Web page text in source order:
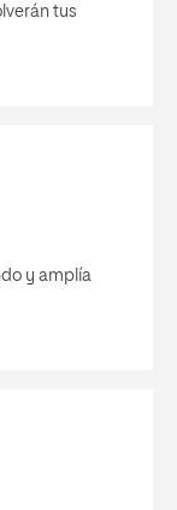
tus
y amplía